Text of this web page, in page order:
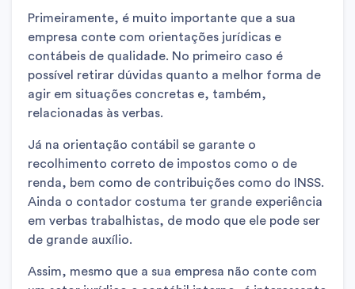
Primeiramente, é muito importante que a sua
empresa conte com orientações jurídicas e
contábeis de qualidade. No primeiro caso é
possível retirar dúvidas quanto a melhor forma de
agir em situações concretas e, também,
relacionadas às verbas.
Já na orientação contábil se garante o
recolhimento correto de impostos como o de
renda, bem como de contribuições como do INSS.
Ainda o contador costuma ter grande experiência
em verbas trabalhistas, de modo que ele pode ser
de grande auxílio.
Assim, mesmo que a sua empresa não conte com